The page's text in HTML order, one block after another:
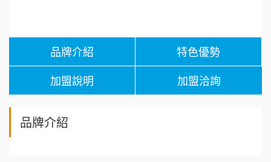
品牌介紹
特色優勢
加盟說明
加盟洽詢
品牌介紹